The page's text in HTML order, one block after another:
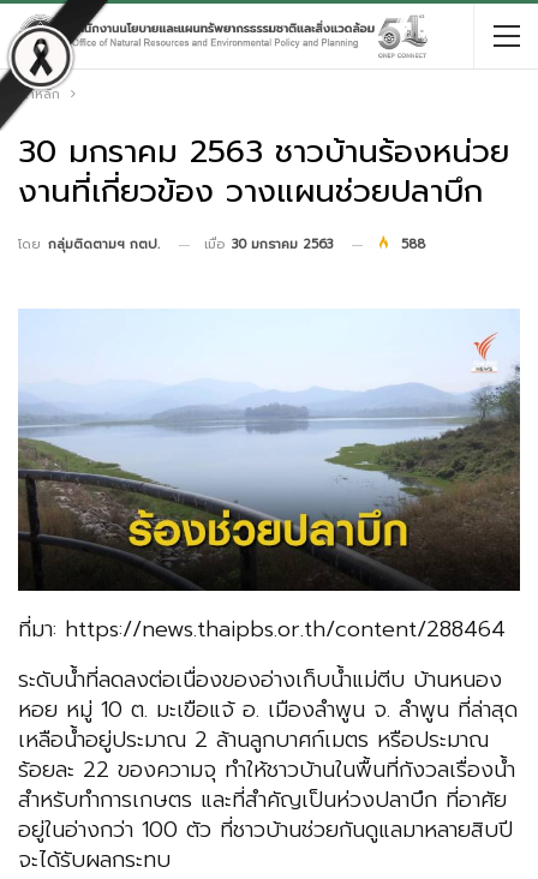
หน้าหลัก
30 มกราคม 2563 ชาวบ้านร้องหน่วย
งานที่เกี่ยวข้อง วางแผนช่วยปลาบึก
โดย กลุ่มติดตามฯ กตป. เมื่อ 30 มกราคม 2563 588
ที่มา: https://news.thaipbs.or.th/content/288464
ระดับน้ำที่ลดลงต่อเนื่องของอ่างเก็บน้ำแม่ตีบ บ้านหนอง
หอย หมู่ 10 ต. มะเขือแจ้ อ. เมืองลำพูน จ. ลำพูน ที่ล่าสุด
เหลือน้ำอยู่ประมาณ 2 ล้านลูกบาศก์เมตร หรือประมาณ
ร้อยละ 22 ของความจุ ทำให้ชาวบ้านในพื้นที่กังวลเรื่องน้ำ
สำหรับทำการเกษตร และที่สำคัญเป็นห่วงปลาบึก ที่อาศัย
อยู่ในอ่างกว่า 100 ตัว ที่ชาวบ้านช่วยกันดูแลมาหลายสิบปี
จะได้รับผลกระทบ